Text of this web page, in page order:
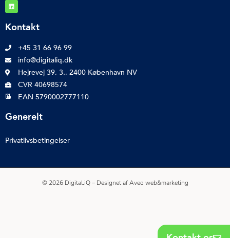
Kontakt
+45 31 66 96 99
info@digitaliq.dk
Hejrevej 39, 3., 2400 København NV
CVR 40698574
EAN 5790002777110
Generelt
Privatlivsbetingelser
© 2026 Digital.iQ – Designet afAveo web&marketing